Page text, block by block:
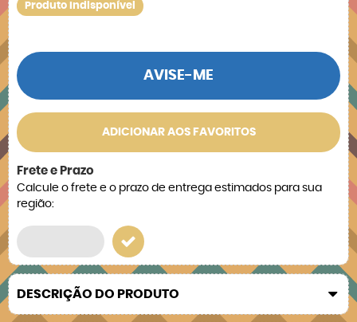
Produto Indisponível
AVISE-ME
ADICIONAR AOS FAVORITOS
Frete e Prazo
Calcule o frete e o prazo de entrega estimados para sua
região:
DESCRIÇÃO DO PRODUTO